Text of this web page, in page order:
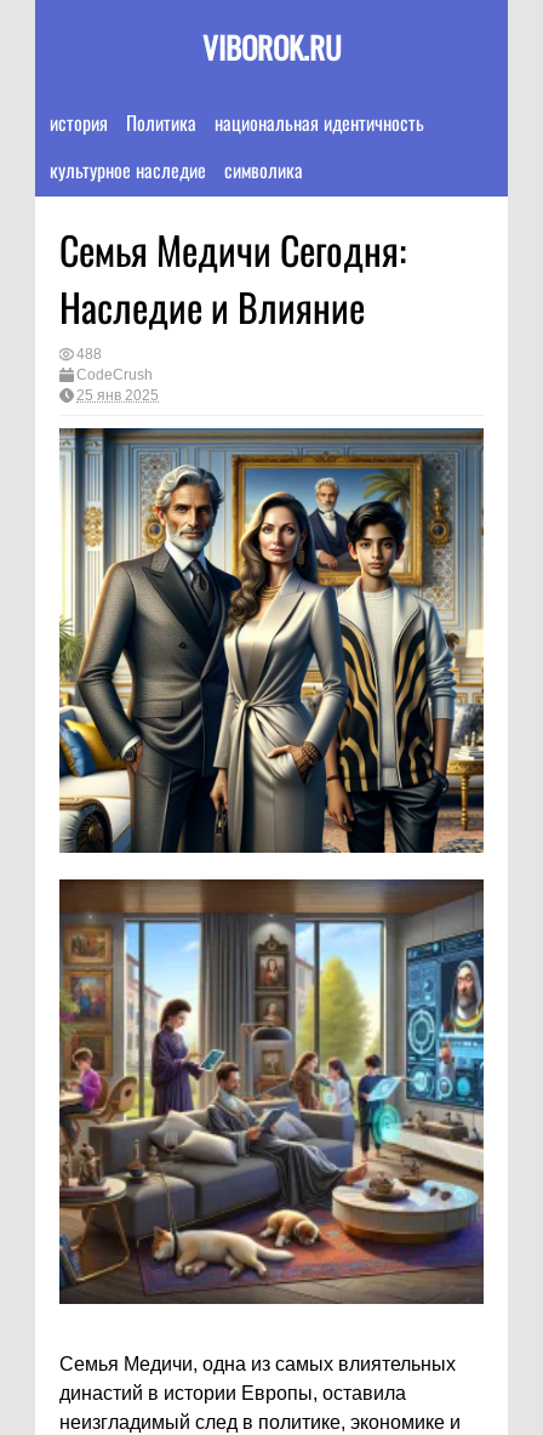
VIBOROK.RU
история Политика
национальная идентичность
культурное наследие
символика
Семья Медичи Сегодня:
Наследие и Влияние
488
CodeCrush
25 янв 2025
Семья Медичи, одна из самых влиятельных
династий в истории Европы, оставила
неизгладимый след в политике, экономике и